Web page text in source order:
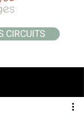
CIRCUITS